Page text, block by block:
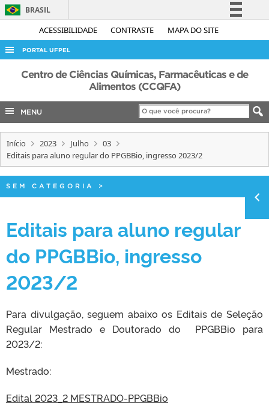
ACESSIBILIDADE CONTRASTE MAPA DO SITE
BRASIL
Simplifique!
Acesso à informação
Legislação
Canais
PORTAL UFPEL
ACESSO À INFORMAÇÃO
COBALTO
CONCURSOS
EDITAIS
TELEFONES
Centro de Ciências Químicas, Farmacêuticas e de
Alimentos (CCQFA)
MENU
Início 2023 Julho
03
Editais para aluno regular do PPGBBio, ingresso 2023/2
SEM CATEGORIA >
Editais para aluno regular
do PPGBBio, ingresso
2023/2
Para divulgação, seguem abaixo os Editais de Seleção
Regular Mestrado e Doutorado do PPGBBio para
2023/2:
Mestrado:
Edital 2023_2 MESTRADO-PPGBBio